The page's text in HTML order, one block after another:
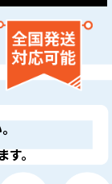
す。